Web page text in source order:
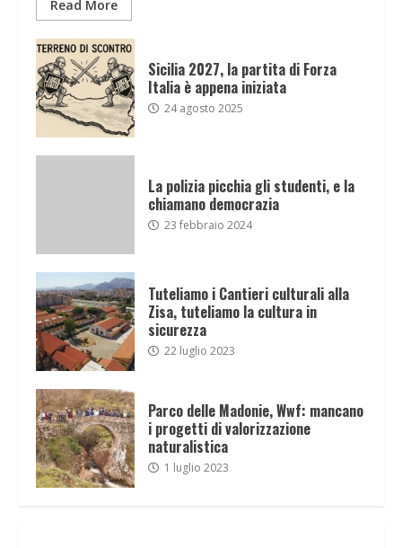
Read More
Sicilia 2027, la partita di Forza
Italia è appena iniziata
24 agosto 2025
La polizia picchia gli studenti, e la
chiamano democrazia
23 febbraio 2024
Tuteliamo i Cantieri culturali alla
Zisa, tuteliamo la cultura in
sicurezza
22 luglio 2023
Parco delle Madonie, Wwf: mancano
i progetti di valorizzazione
naturalistica
1 luglio 2023